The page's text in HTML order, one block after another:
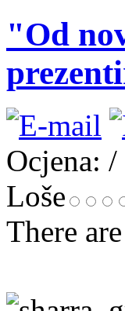
"Od
Ocjena: /
Loše
There